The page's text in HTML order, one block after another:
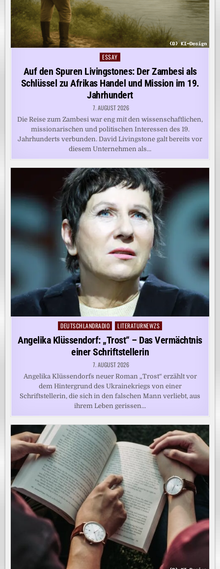
Posted
ESSAY
Auf den Spuren Livingstones: Der Zambesi als
Schlüssel zu Afrikas Handel und Mission im 19.
Jahrhundert
7. AUGUST 2026
Die Reise zum Zambesi war eng mit den wissenschaftlichen,
missionarischen und politischen Interessen des 19.
Jahrhunderts verbunden. David Livingstone galt bereits vor
diesem Unternehmen als…
Posted
in
DEUTSCHLANDRADIO LITERATURNEWZS
Angelika Klüssendorf: „Trost“ – Das Vermächtnis
einer Schriftstellerin
7. AUGUST 2026
Angelika Klüssendorfs neuer Roman „Trost“ erzählt vor
dem Hintergrund des Ukrainekriegs von einer
Schriftstellerin, die sich in den falschen Mann verliebt, aus
ihrem Leben gerissen…